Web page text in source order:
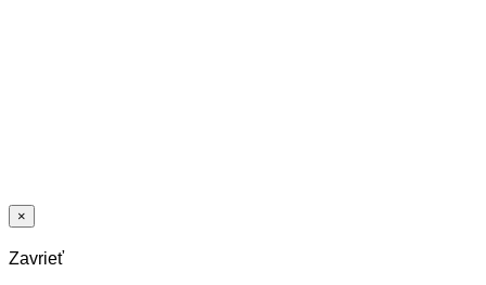
×
Zavrieť